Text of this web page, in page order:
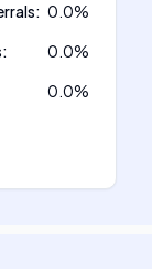
: 0.0%
: 0.0%
0.0%